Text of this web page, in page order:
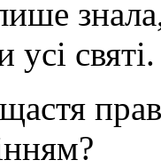
святі.